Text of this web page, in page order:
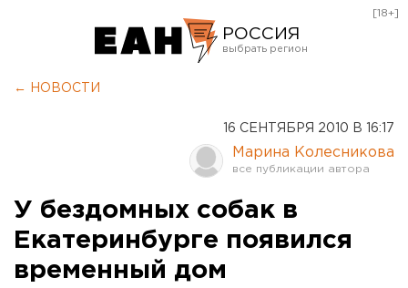
РОССИЯ
Оренбург
[18+]
← НОВОСТИ
16 СЕНТЯБРЯ 2010 В 16:17
Марина Колесникова
У бездомных собак в
Екатеринбурге появился
временный дом